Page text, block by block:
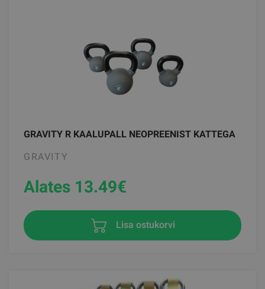
GRAVITY R KAALUPALL NEOPREENIST KATTEGA
GRAVITY
Alates 13.49€
Lisa ostukorvi